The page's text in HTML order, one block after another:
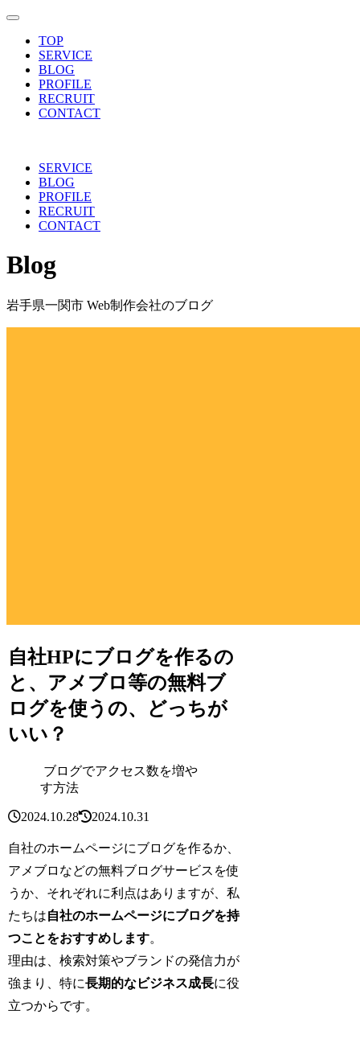
toggle navigation
TOP
SERVICE
BLOG
PROFILE
RECRUIT
CONTACT
SERVICE
BLOG
PROFILE
RECRUIT
CONTACT
Blog
岩手県一関市 Web制作会社のブログ
自社HPにブログを作るの
と、アメブロ等の無料ブ
ログを使うの、どっちが
いい？
ブログでアクセス数を増や
す方法
2024.10.28 2024.10.31
自社のホームページにブログを作るか、
アメブロなどの無料ブログサービスを使
うか、それぞれに利点はありますが、私
たちは自社のホームページにブログを持
つことをおすすめします。
理由は、検索対策やブランドの発信力が
強まり、特に長期的なビジネス成長に役
立つからです。